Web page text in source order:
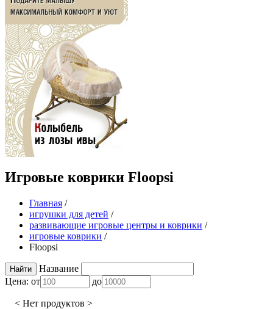
Игровые коврики Floopsi
Главная /
игрушки для детей /
развивающие игровые центры и коврики /
игровые коврики /
Floopsi
Название
Цена: от до
< Нет продуктов >